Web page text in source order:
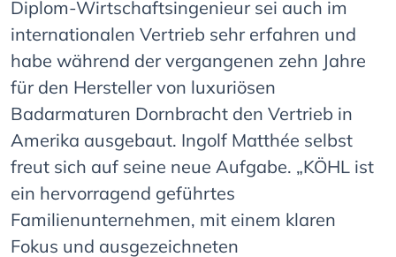
Diplom-Wirtschaftsingenieur sei auch im
internationalen Vertrieb sehr erfahren und
habe während der vergangenen zehn Jahre
für den Hersteller von luxuriösen
Badarmaturen Dornbracht den Vertrieb in
Amerika ausgebaut. Ingolf Matthée selbst
freut sich auf seine neue Aufgabe. „KÖHL ist
ein hervorragend geführtes
Familienunternehmen, mit einem klaren
Fokus und ausgezeichneten